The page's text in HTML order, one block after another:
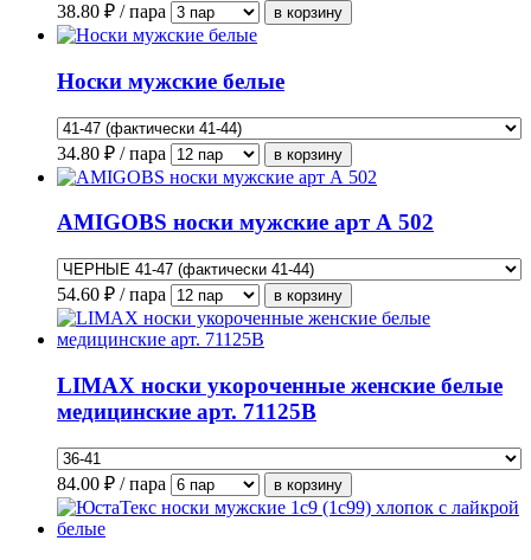
38.80 ₽ / пара
Носки мужские белые
34.80 ₽ / пара
AMIGOBS носки мужские арт А 502
54.60 ₽ / пара
LIMAX носки укороченные женские белые
медицинские арт. 71125В
84.00 ₽ / пара